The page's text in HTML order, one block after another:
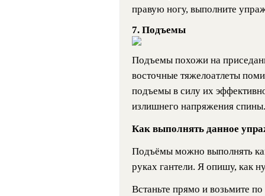
правую ногу, выполните
7. Подъемы
Подъемы похожи на
восточные тяжелоатлеты
подъемы в силу их
излишнего напряжения спины.
Как выполнять данное
Подъёмы можно выполнять
руках гантели. Я опишу, как
Встаньте прямо и возьмите